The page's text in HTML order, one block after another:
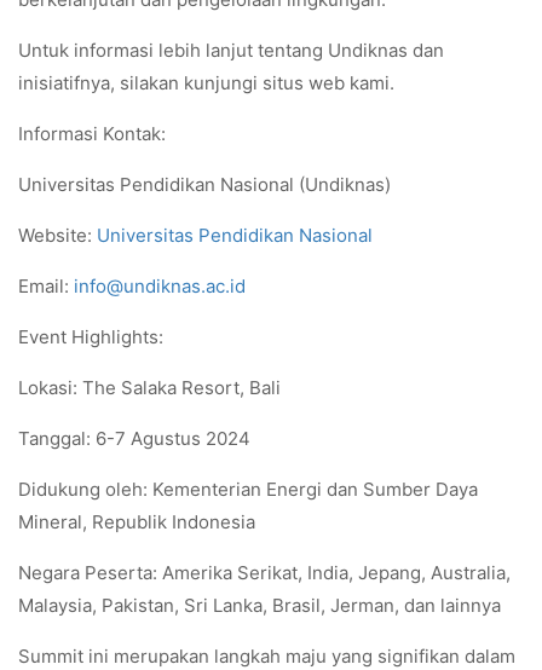
Untuk informasi lebih lanjut tentang Undiknas dan
inisiatifnya, silakan kunjungi situs web kami.
Informasi Kontak:
Universitas Pendidikan Nasional (Undiknas)
Website: Universitas Pendidikan Nasional
Email: info@undiknas.ac.id
Event Highlights:
Lokasi: The Salaka Resort, Bali
Tanggal: 6-7 Agustus 2024
Didukung oleh: Kementerian Energi dan Sumber Daya
Mineral, Republik Indonesia
Negara Peserta: Amerika Serikat, India, Jepang, Australia,
Malaysia, Pakistan, Sri Lanka, Brasil, Jerman, dan lainnya
Summit ini merupakan langkah maju yang signifikan dalam